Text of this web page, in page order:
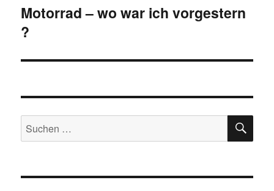
Nächster
Beitrag:
Motorrad – wo war ich vorgestern
?
Suchen
nach: